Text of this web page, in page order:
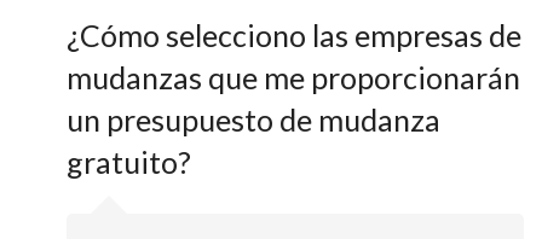
¿Cómo selecciono las empresas de
mudanzas que me proporcionarán
un presupuesto de mudanza
gratuito?